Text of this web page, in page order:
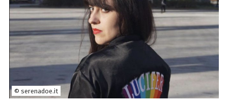
© serenadoe.it